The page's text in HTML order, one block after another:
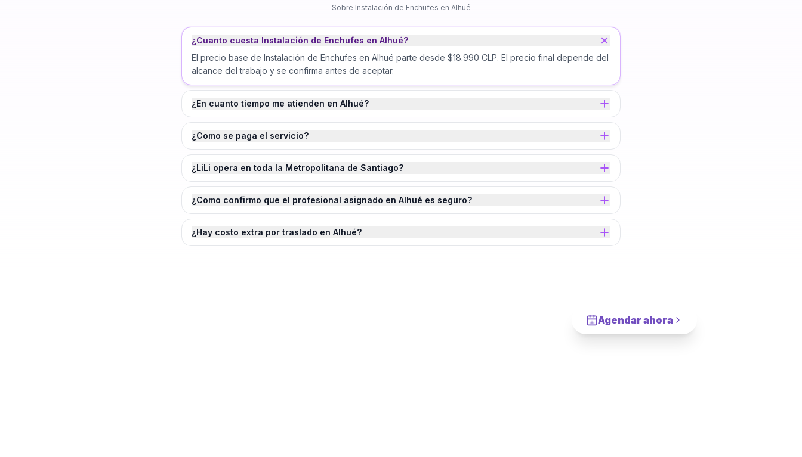
Sobre Instalación de Enchufes en Alhué
¿Cuanto cuesta Instalación de Enchufes en Alhué?
El precio base de Instalación de Enchufes en Alhué parte desde $18.990 CLP. El precio final depende del
alcance del trabajo y se confirma antes de aceptar.
¿En cuanto tiempo me atienden en Alhué?
¿Como se paga el servicio?
¿LiLi opera en toda la Metropolitana de Santiago?
¿Como confirmo que el profesional asignado en Alhué es seguro?
¿Hay costo extra por traslado en Alhué?
Agendar ahora